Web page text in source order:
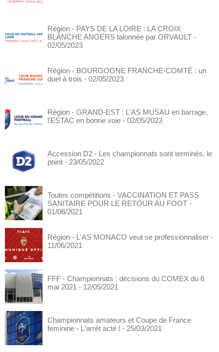
Région - PAYS DE LA LOIRE : LA CROIX
BLANCHE ANGERS talonnée par ORVAULT -
02/05/2023
Région - BOURGOGNE FRANCHE-COMTÉ : un
duel à trois - 02/05/2023
Région - GRAND-EST : L'AS MUSAU en barrage,
l'ESTAC en bonne voie - 02/05/2023
Accession D2 - Les championnats sont terminés, le
point - 23/05/2022
Toutes compétitions - VACCINATION ET PASS
SANITAIRE POUR LE RETOUR AU FOOT -
01/08/2021
Région - L'AS MONACO veut se professionnaliser -
11/06/2021
FFF - Championnats : décisions du COMEX du 6
mai 2021 - 12/05/2021
Championnats amateurs et Coupe de France
féminine - L'arrêt acté ! - 25/03/2021